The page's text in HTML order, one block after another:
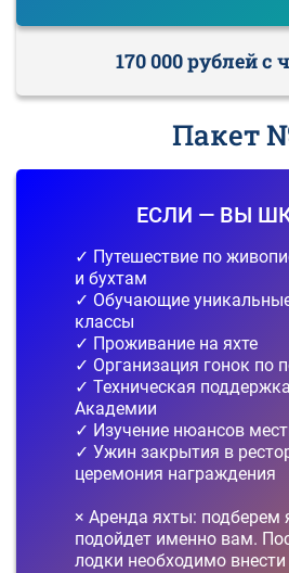
170 000 рублей с
Пакет
ЕСЛИ — ВЫ
✓ Путешествие по
и бухтам
✓ Обучающие
классы
✓ Проживание на яхте
✓ Организация гонок по
✓ Техническая
Академии
✓ Изучение нюансов
✓ Ужин закрытия в
церемония награждения
× Аренда яхты: подберем
подойдет именно вам.
лодки необходимо